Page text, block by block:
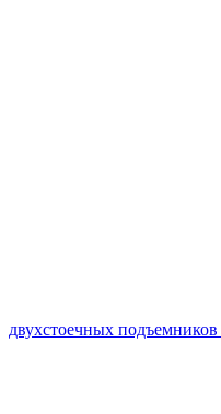
двухстоечных подъемников